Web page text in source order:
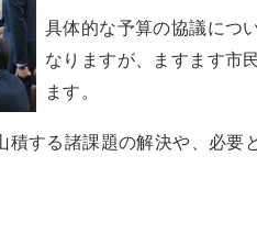
具体的な予算の協議につ
なりますが、ますます市
ます。
積する諸課題の解決や、必要